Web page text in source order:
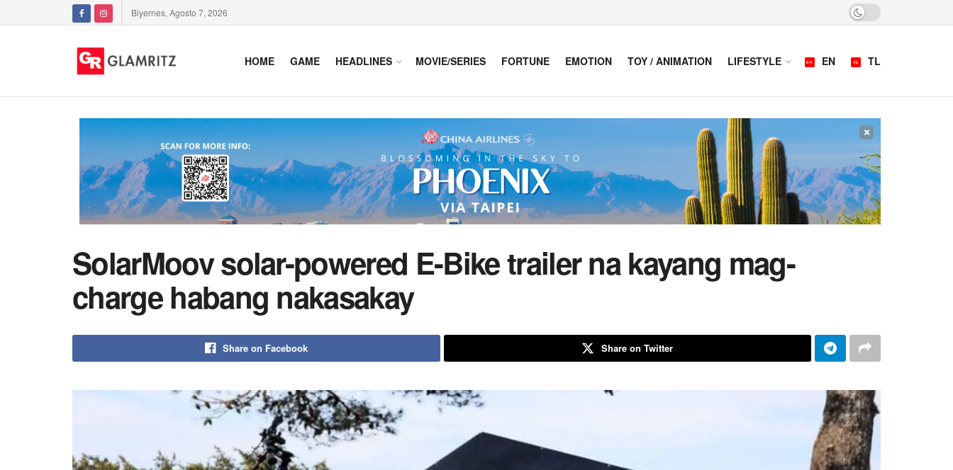
Biyernes, Agosto 7, 2026
HOME GAME HEADLINES MOVIE/SERIES FORTUNE EMOTION TOY / ANIMATION LIFESTYLE EN TL
×
SolarMoov solar-powered E-Bike trailer na kayang mag-
charge habang nakasakay
Share on Facebook Share on Twitter